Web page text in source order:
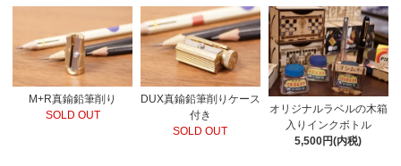
M+R真鍮鉛筆削り
SOLD OUT
DUX真鍮鉛筆削りケース
付き
SOLD OUT
オリジナルラベルの木箱
入りインクボトル
5,500円(内税)